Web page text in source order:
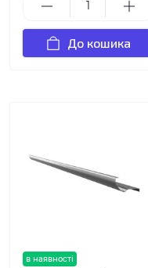
До кошика
в наявності